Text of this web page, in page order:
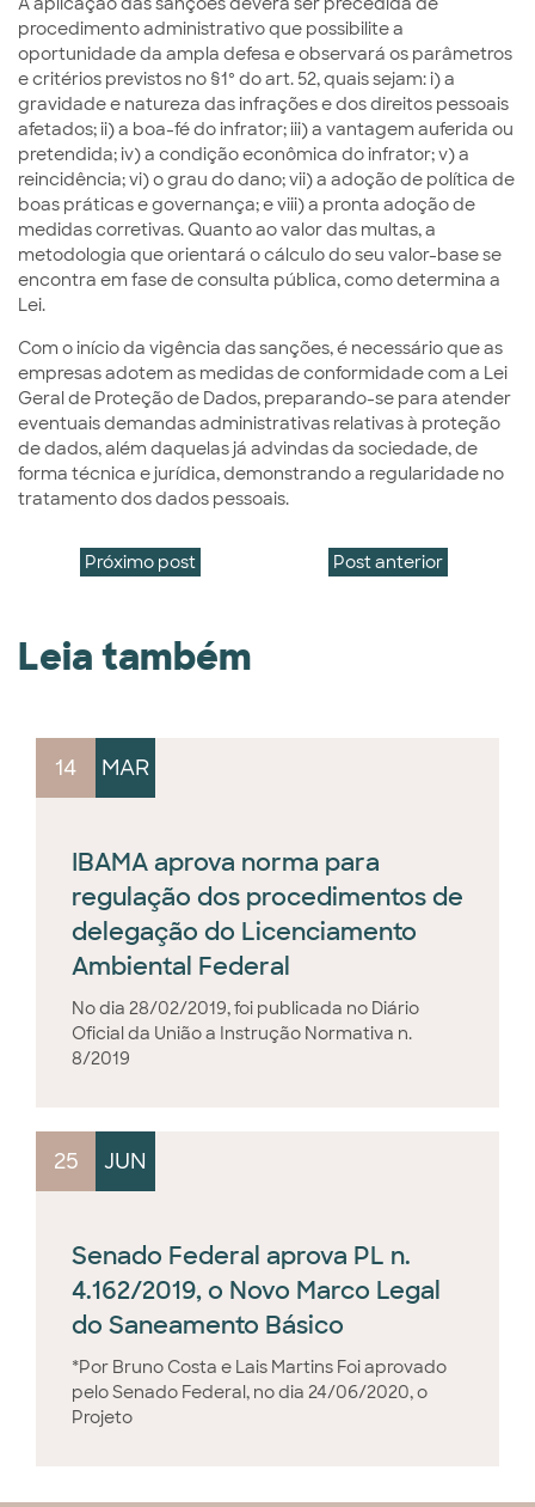
procedimento administrativo que possibilite a
oportunidade da ampla defesa e observará os parâmetros
e critérios previstos no §1º do art. 52, quais sejam: i) a
gravidade e natureza das infrações e dos direitos pessoais
afetados; ii) a boa-fé do infrator; iii) a vantagem auferida ou
pretendida; iv) a condição econômica do infrator; v) a
reincidência; vi) o grau do dano; vii) a adoção de política de
boas práticas e governança; e viii) a pronta adoção de
medidas corretivas. Quanto ao valor das multas, a
metodologia que orientará o cálculo do seu valor-base se
encontra em fase de consulta pública, como determina a
Lei.
Com o início da vigência das sanções, é necessário que as
empresas adotem as medidas de conformidade com a Lei
Geral de Proteção de Dados, preparando-se para atender
eventuais demandas administrativas relativas à proteção
de dados, além daquelas já advindas da sociedade, de
forma técnica e jurídica, demonstrando a regularidade no
tratamento dos dados pessoais.
Próximo post Post anterior
Leia também
14 MAR
IBAMA aprova norma para
regulação dos procedimentos de
delegação do Licenciamento
Ambiental Federal
No dia 28/02/2019, foi publicada no Diário
Oficial da União a Instrução Normativa n.
8/2019
25 JUN
Senado Federal aprova PL n.
4.162/2019, o Novo Marco Legal
do Saneamento Básico
*Por Bruno Costa e Lais Martins Foi aprovado
pelo Senado Federal, no dia 24/06/2020, o
Projeto